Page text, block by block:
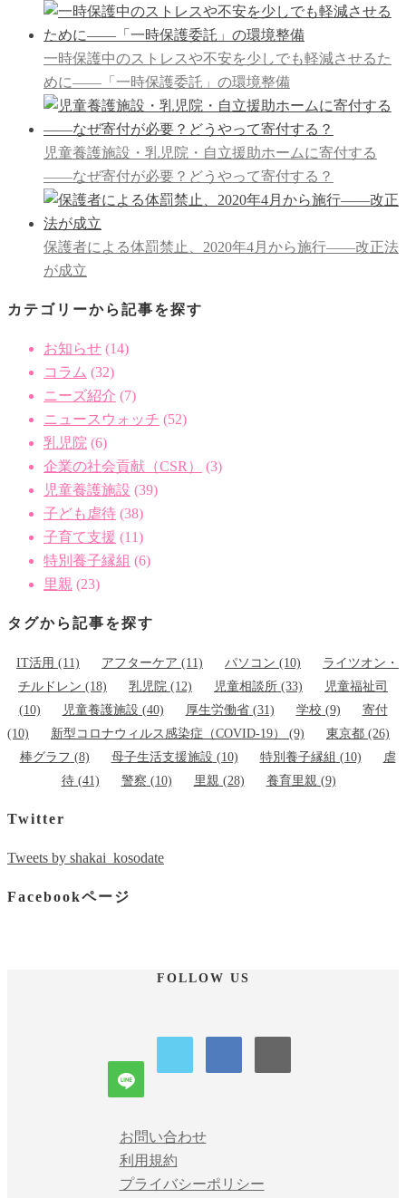
一時保護中のストレスや不安を少しでも軽減させるた
めに――「一時保護委託」の環境整備
児童養護施設・乳児院・自立援助ホームに寄付する
――なぜ寄付が必要？どうやって寄付する？
保護者による体罰禁止、2020年4月から施行――改正法
が成立
カテゴリーから記事を探す
お知らせ (14)
コラム (32)
ニーズ紹介 (7)
ニュースウォッチ (52)
乳児院 (6)
企業の社会貢献（CSR）
(3)
児童養護施設 (39)
子ども虐待 (38)
子育て支援 (11)
特別養子縁組 (6)
里親 (23)
タグから記事を探す
IT活用 (11) アフターケア (11) パソコン (10)
ライツオン・
チルドレン (18) 乳児院 (12) 児童相談所 (33)
児童福祉司
(10)
児童養護施設 (40) 厚生労働省(31) 学校 (9)
寄付
(10)
新型コロナウィルス感染症（COVID-19） (9) 東京都 (26)
棒グラフ (8) 母子生活支援施設 (10) 特別養子縁組 (10)
虐
待(41) 警察 (10) 里親 (28) 養育里親 (9)
Twitter
Tweets by shakai_kosodate
Facebookページ
FOLLOW US
お問い合わせ
利用規約
プライバシーポリシー